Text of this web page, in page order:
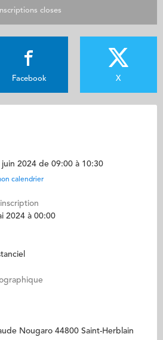
Inscriptions closes
Facebook X
2024 de 09:00 à 10:30
calendrier
2024 à 00:00
Nougaro 44800 Saint-Herblain